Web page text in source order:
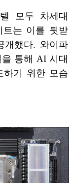
모두 차세대
트는 이를 뒷받
개했다. 와이파
통해 AI 시대
하기 위한 모습